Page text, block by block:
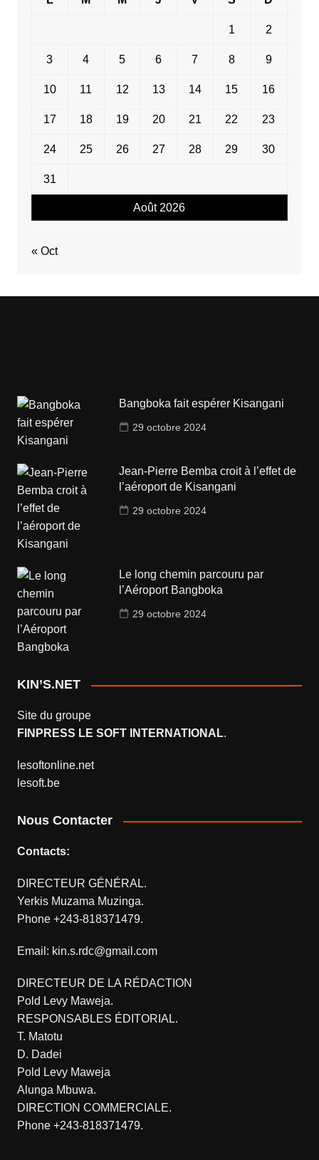
Août 2026
1 2
3 4 5 6 7 8 9
10 11 12 13 14 15 16
17 18 19 20 21 22 23
24 25 26 27 28 29 30
31
« Oct
Bangboka fait espérer Kisangani
29 octobre 2024
Jean-Pierre Bemba croit à l’effet de
l’aéroport de Kisangani
29 octobre 2024
Le long chemin parcouru par
l’Aéroport Bangboka
29 octobre 2024
KIN’S.NET
Site du groupe
FINPRESS LE SOFT INTERNATIONAL.
lesoftonline.net
lesoft.be
Nous Contacter
Contacts:
DIRECTEUR GÉNÉRAL.
Yerkis Muzama Muzinga.
Phone +243-818371479.
Email: kin.s.rdc@gmail.com
DIRECTEUR DE LA RÉDACTION
Pold Levy Maweja.
RESPONSABLES ÉDITORIAL.
T. Matotu
D. Dadei
Pold Levy Maweja
Alunga Mbuwa.
DIRECTION COMMERCIALE.
Phone +243-818371479.